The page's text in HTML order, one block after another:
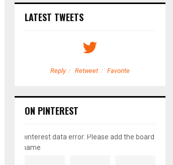
LATEST TWEETS
Reply Retweet Favorite
ON PINTEREST
pinterest data error: Please add the board
name